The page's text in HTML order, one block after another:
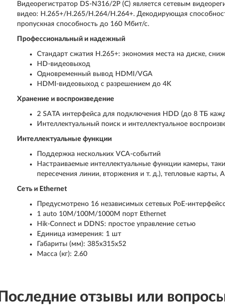
Видеорегистратор DS-N316/2P (C) является сетевым
видео: H.265+/H.265/H.264/H.264+. Декодирующая
пропускная способность до 160 Мбит/с.
Профессиональный и надежный
Стандарт сжатия H.265+: экономия места на диске,
HD-видеовыход
Одновременный вывод HDMI/VGA
HDMI-видеовыход с разрешением до 4K
Хранение и воспроизведение
2 SATA интерфейса для подключения HDD (до 8 TБ
Интеллектуальный поиск и интеллектуальное
Интеллектуальные функции
Поддержка нескольких VCA-событий
Настраиваемые интеллектуальные функции камеры,
пересечения линии, вторжения и т. д.), тепловые карты,
Сеть и Ethernet
Предусмотрено 16 независимых сетевых PoE-
1 auto 10M/100M/1000M порт Ethernet
Hik-Connect и DDNS: простое управление сетью
Единица измерения: 1 шт
Габариты (мм): 385x315x52
Масса (кг): 2.60
Последние отзывы или